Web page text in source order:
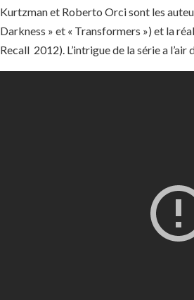
Kurtzman et Roberto Orci sont les
Darkness » et « Transformers ») et la
Recall 2012). L’intrigue de la série a